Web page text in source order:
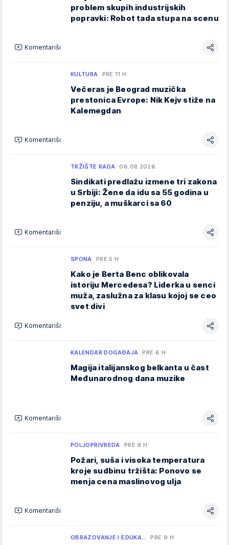
problem skupih industrijskih
popravki: Robot tada stupa na scenu
Komentariši
KULTURA PRE 11 H
Večeras je Beograd muzička
prestonica Evrope: Nik Kejv stiže na
Kalemegdan
Komentariši
TRŽIŠTE RADA 06.08.2026.
Sindikati predlažu izmene tri zakona
u Srbiji: Žene da idu sa 55 godina u
penziju, a muškarci sa 60
Komentariši
SPONA PRE 5 H
Kako je Berta Benc oblikovala
istoriju Mercedesa? Liderka u senci
muža, zaslužna za klasu kojoj se ceo
svet divi
Komentariši
KALENDAR DOGAĐAJA PRE 6 H
Magija italijanskog belkanta u čast
Međunarodnog dana muzike
Komentariši
POLJOPRIVREDA PRE 9 H
Požari, suša i visoka temperatura
kroje sudbinu tržišta: Ponovo se
menja cena maslinovog ulja
Komentariši
OBRAZOVANJE I EDUKA… PRE 9 H